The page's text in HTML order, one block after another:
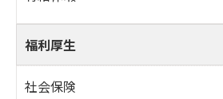
福利厚生
社会保険